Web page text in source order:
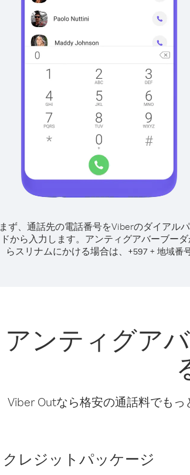
まず、通話先の電話番号をViberのダイアル
ドから入力します。 アンティグアバーブー
らスリナムにかける場合は、 +597 + 地域番
アンティグア
Viber Outなら格安の通話料でも
クレジットパッケージ